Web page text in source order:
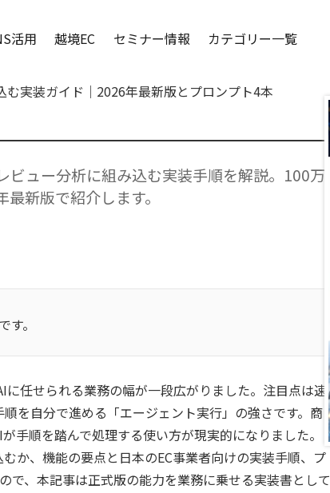
活用 越境EC セミナー情報 カテゴリー一覧
実装ガイド｜2026年最新版とプロンプト4本
ュー分析に組み込む実装手順を解説。100万
新版で紹介します。
。
任せられる業務の幅が一段広がりました。注目点は速
を自分で進める「エージェント実行」の強さです。商
手順を踏んで処理する使い方が現実的になりました。
か、機能の要点と日本のEC事業者向けの実装手順、プ
で、本記事は正式版の能力を業務に乗せる実装書として